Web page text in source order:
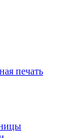
печать